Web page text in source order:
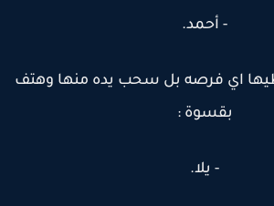
- أحمد.
اي فرصه بل سحب يده منها وهتف
بقسوة :
- يلا.